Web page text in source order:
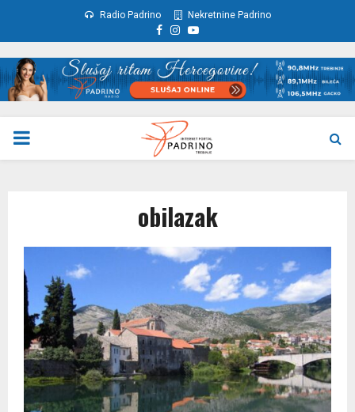
Radio Padrino Nekretnine Padrino
Facebook
Instagram
Youtube
PRIMARY
obilazak